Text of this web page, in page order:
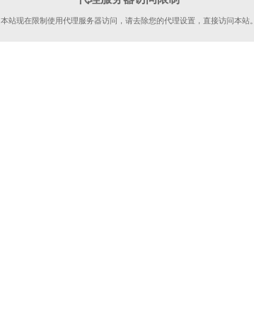
本站现在限制使用代理服务器访问，请去除您的代理设置，直接访问本站。